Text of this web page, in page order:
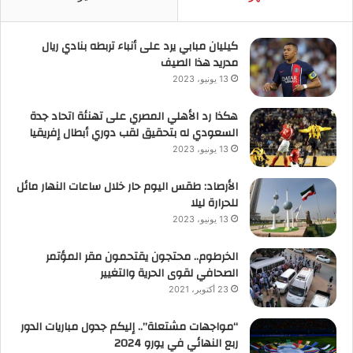
كيليان مبابي يرد على أنباء تربطه بنادي ريال
مدريد هذا الصيف
13 يونيو، 2023
هكذا رد الأهلي المصري على تهنئة اتحاد جدة
السعودي له بتحقيق لقب دوري أبطال إفريقيا
13 يونيو، 2023
الأرصاد: طقس اليوم حار خلال ساعات النهار مائل
للحرارة ليلا
13 يونيو، 2023
الخرطوم.. محتجون يقتحمون مقر المؤتمر
الصحافي لقوى الحرية والتغيير
23 أكتوبر، 2021
“مواجهات مشتعلة”.. إليكم جدول مباريات الدور
ربع النهائي في يورو 2024